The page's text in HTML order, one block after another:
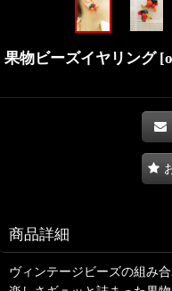
果物ビーズイヤリング [
商品詳細
ヴィンテージビーズの組み